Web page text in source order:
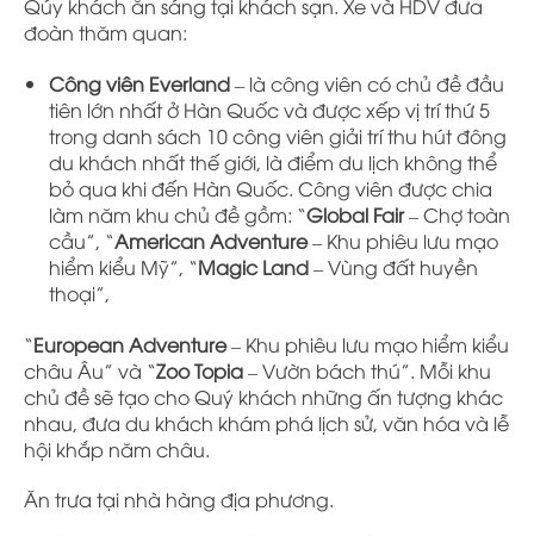
Qúy khách ăn sáng tại khách sạn. Xe và HDV đưa
đoàn thăm quan:
Công viên Everland– là công viên có chủ đề đầu
tiên lớn nhất ở Hàn Quốc và được xếp vị trí thứ 5
trong danh sách 10 công viên giải trí thu hút đông
du khách nhất thế giới, là điểm du lịch không thể
bỏ qua khi đến Hàn Quốc. Công viên được chia
làm năm khu chủ đề gồm: “Global Fair– Chợ toàn
cầu”, “American Adventure– Khu phiêu lưu mạo
hiểm kiểu Mỹ”, “Magic Land– Vùng đất huyền
thoại”,
“European Adventure– Khu phiêu lưu mạo hiểm kiểu
châu Âu” và “Zoo Topia– Vườn bách thú”. Mỗi khu
chủ đề sẽ tạo cho Quý khách những ấn tượng khác
nhau, đưa du khách khám phá lịch sử, văn hóa và lễ
hội khắp năm châu.
Ăn trưa tại nhà hàng địa phương.